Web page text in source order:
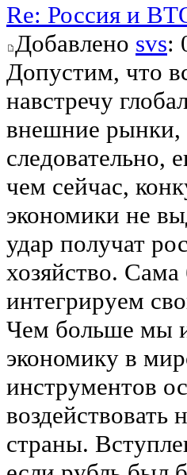
Re: Россия и
Добавлено svs:
Допустим, что
навстречу
внешние рынки,
следовательно,
чем сейчас,
экономики не
удар получат
хозяйство.
интегрируем
Чем больше мы
экономику в
инструментов
воздействовать
страны.